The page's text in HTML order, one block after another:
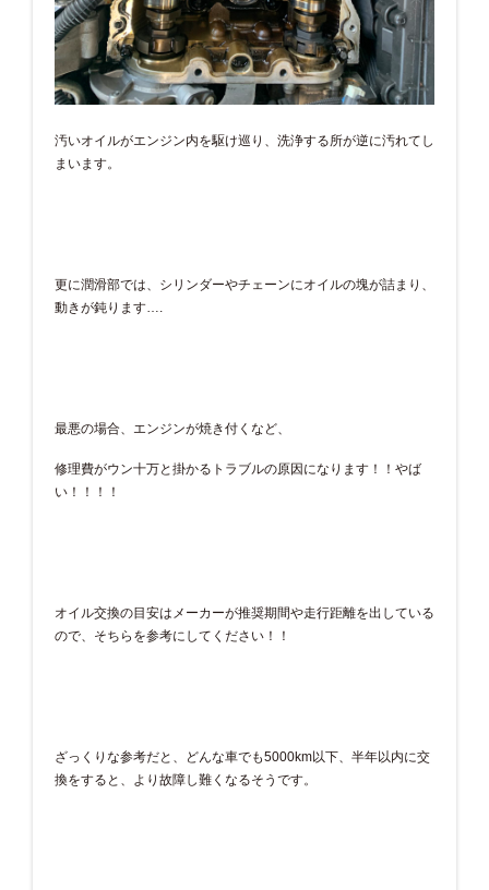
汚いオイルがエンジン内を駆け巡り、洗浄する所が逆に汚れてし
まいます。
更に潤滑部では、シリンダーやチェーンにオイルの塊が詰まり、
動きが鈍ります….
最悪の場合、エンジンが焼き付くなど、
修理費がウン十万と掛かるトラブルの原因になります！！やば
い！！！！
オイル交換の目安はメーカーが推奨期間や走行距離を出している
ので、そちらを参考にしてください！！
ざっくりな参考だと、どんな車でも5000km以下、半年以内に交
換をすると、より故障し難くなるそうです。